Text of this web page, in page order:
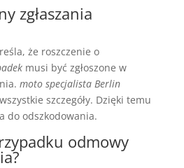
zgłaszania
że roszczenie o
musi być zgłoszone w
moto specjalista Berlin
szczegóły. Dzięki temu
do odszkodowania.
odmowy